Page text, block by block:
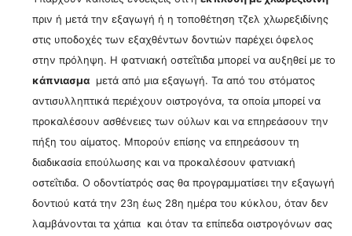
πριν ή μετά την εξαγωγή ή η τοποθέτηση τζελ χλωρεξιδίνης
στις υποδοχές των εξαχθέντων δοντιών παρέχει όφελος
στην πρόληψη. Η φατνιακή οστεΐτιδα μπορεί να αυξηθεί με το
κάπνιασμα μετά από μια εξαγωγή. Τα από του στόματος
αντισυλληπτικά περιέχουν οιστρογόνα, τα οποία μπορεί να
προκαλέσουν ασθένειες των ούλων και να επηρεάσουν την
πήξη του αίματος. Μπορούν επίσης να επηρεάσουν τη
διαδικασία επούλωσης και να προκαλέσουν φατνιακή
οστεΐτιδα. Ο οδοντίατρός σας θα προγραμματίσει την εξαγωγή
δοντιού κατά την 23η έως 28η ημέρα του κύκλου, όταν δεν
λαμβάνονται τα χάπια και όταν τα επίπεδα οιστρογόνων σας